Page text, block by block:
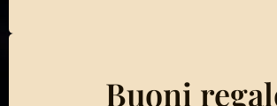
Buoni